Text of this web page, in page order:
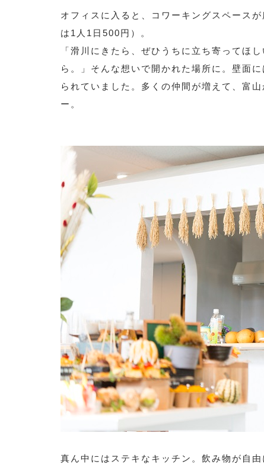
オフィスに入ると、コワーキングスペース
は1人1日500円）。
「滑川にきたら、ぜひうちに立ち寄ってほ
ら。」そんな想いで開かれた場所に。壁面
られていました。多くの仲間が増えて、富
ー。
真ん中にはステキなキッチン。飲み物が自